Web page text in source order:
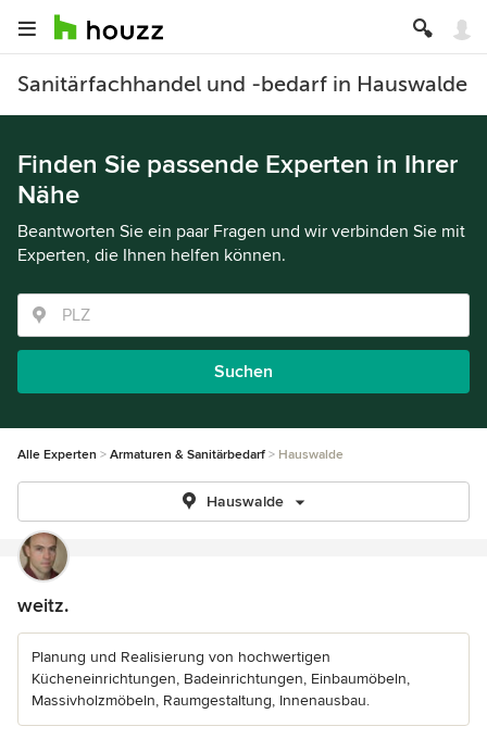
Sanitärfachhandel und -bedarf in Hauswalde
Finden Sie passende Experten in Ihrer
Nähe
Beantworten Sie ein paar Fragen und wir verbinden Sie mit
Experten, die Ihnen helfen können.
Suchen
Alle Experten Armaturen & Sanitärbedarf Hauswalde
Hauswalde
weitz.
Planung und Realisierung von hochwertigen
Kücheneinrichtungen, Badeinrichtungen, Einbaumöbeln,
Massivholzmöbeln, Raumgestaltung, Innenausbau.